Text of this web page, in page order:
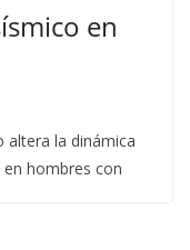
en
altera la dinámica
hombres con